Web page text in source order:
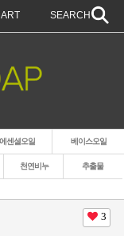
SEARCH
에센셜오일 베이스오일
천연비누 추출물
3